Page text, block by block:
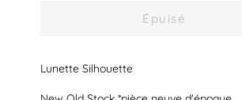
Épuisé
Lunette Silhouette